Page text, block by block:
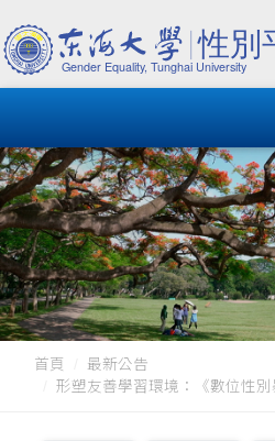
首頁
最新公告
形塑友善學習環境：《數位性